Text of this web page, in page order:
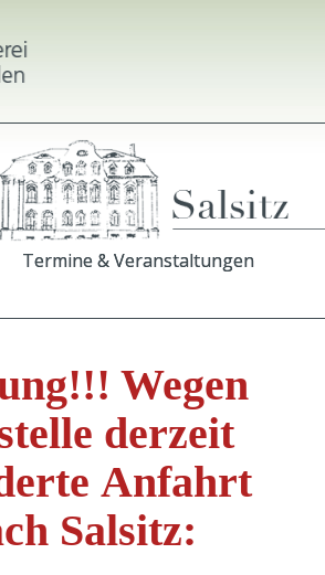
Termine & Veranstaltungen
Wegen
derzeit
Anfahrt
Salsitz: